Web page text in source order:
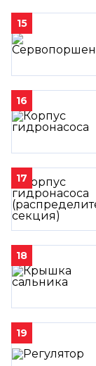
15
16
17
18
19